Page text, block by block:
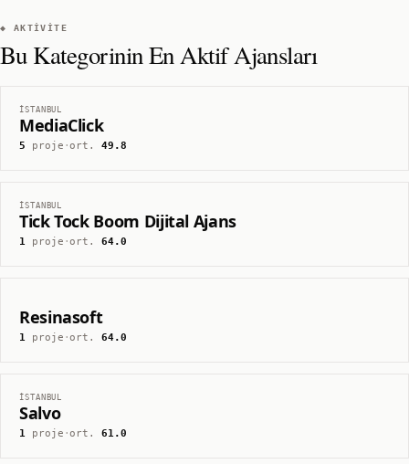
◆ AKTIVITE
Bu Kategorinin En Aktif Ajansları
İSTANBUL
MediaClick
5 proje ·ort.49.8
İSTANBUL
Tick Tock Boom Dijital Ajans
1proje ·ort.64.0
Resinasoft
1proje ·ort.64.0
İSTANBUL
Salvo
1proje ·ort.61.0